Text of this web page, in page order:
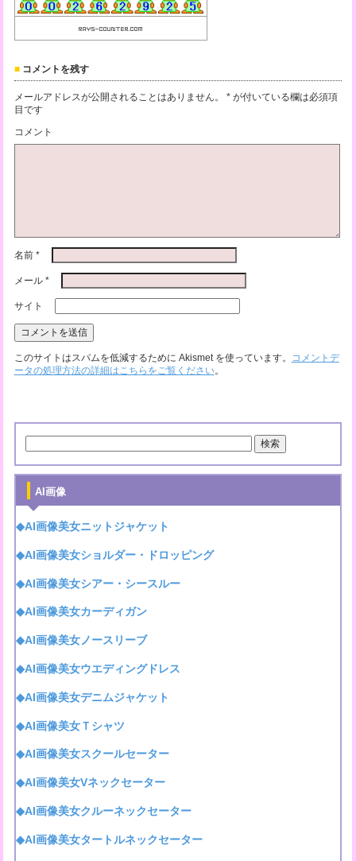
コメントを残す
メールアドレスが公開されることはありません。 *が付いている欄は必須項
目です
コメント
名前 *
メール *
サイト
このサイトはスパムを低減するために Akismet を使っています。 コメントデ
ータの処理方法の詳細はこちらをご覧ください。
AI画像
◆AI画像美女ニットジャケット
◆AI画像美女ショルダー・ドロッピング
◆AI画像美女シアー・シースルー
◆AI画像美女カーディガン
◆AI画像美女ノースリーブ
◆AI画像美女ウエディングドレス
◆AI画像美女デニムジャケット
◆AI画像美女Ｔシャツ
◆AI画像美女スクールセーター
◆AI画像美女Vネックセーター
◆AI画像美女クルーネックセーター
◆AI画像美女タートルネックセーター